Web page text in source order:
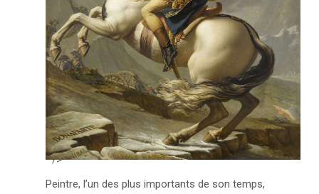
" />
Peintre, l’un des plus importants de son temps,